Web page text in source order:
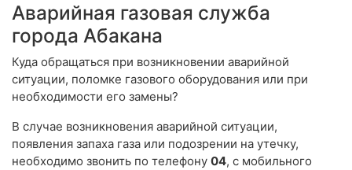
Аварийная газовая служба
города Абакана
Куда обращаться при возникновении аварийной
ситуации, поломке газового оборудования или при
необходимости его замены?
В случае возникновения аварийной ситуации,
появления запаха газа или подозрении на утечку,
необходимо звонить по телефону 04, с мобильного